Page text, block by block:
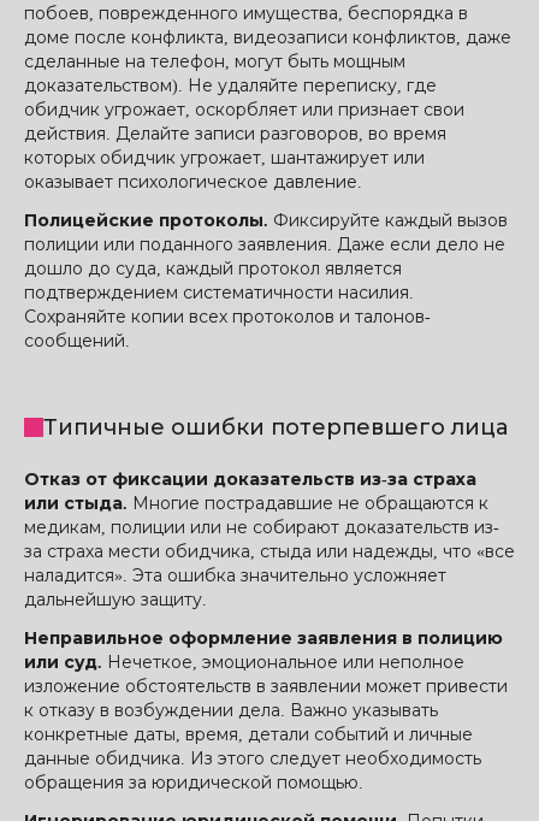
побоев, поврежденного имущества, беспорядка в
доме после конфликта, видеозаписи конфликтов, даже
сделанные на телефон, могут быть мощным
доказательством). Не удаляйте переписку, где
обидчик угрожает, оскорбляет или признает свои
действия. Делайте записи разговоров, во время
которых обидчик угрожает, шантажирует или
оказывает психологическое давление.
Полицейские протоколы. Фиксируйте каждый вызов
полиции или поданного заявления. Даже если дело не
дошло до суда, каждый протокол является
подтверждением систематичности насилия.
Сохраняйте копии всех протоколов и талонов-
сообщений.
Типичные ошибки потерпевшего лица
Отказ от фиксации доказательств из-за страха
или стыда. Многие пострадавшие не обращаются к
медикам, полиции или не собирают доказательств из-
за страха мести обидчика, стыда или надежды, что «все
наладится». Эта ошибка значительно усложняет
дальнейшую защиту.
Неправильное оформление заявления в полицию
или суд. Нечеткое, эмоциональное или неполное
изложение обстоятельств в заявлении может привести
к отказу в возбуждении дела. Важно указывать
конкретные даты, время, детали событий и личные
данные обидчика. Из этого следует необходимость
обращения за юридической помощью.